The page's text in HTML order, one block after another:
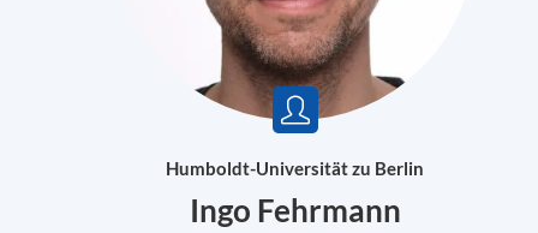
Humboldt-Universität zu Berlin
Ingo Fehrmann